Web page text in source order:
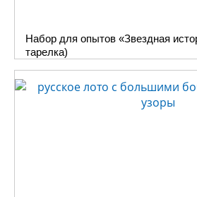
Набор для опытов «Звездная
тарелка)